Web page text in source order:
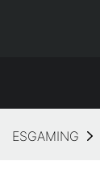
ESGAMING